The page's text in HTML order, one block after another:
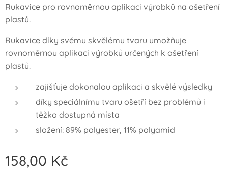
Rukavice pro rovnoměrnou aplikaci výrobků na ošetření
plastů.
Rukavice díky svému skvělému tvaru umožňuje
rovnoměrnou aplikaci výrobků určených k ošetření
plastů.
zajišťuje dokonalou aplikaci a skvělé výsledky
díky speciálnímu tvaru ošetří bez problémů i
těžko dostupná místa
složení: 89% polyester, 11% polyamid
158,00 Kč